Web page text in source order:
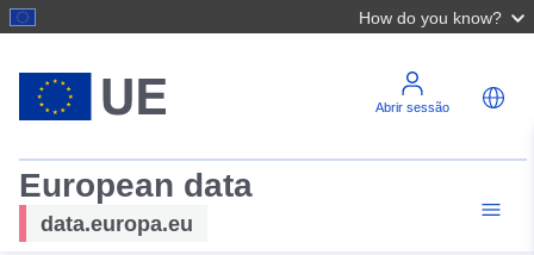
How do you know?
Abrir sessão
European data
data.europa.eu